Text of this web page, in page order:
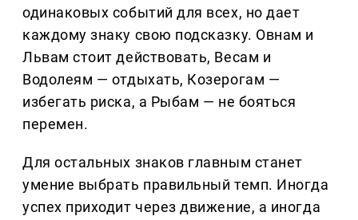
одинаковых событий для всех, но дает
каждому знаку свою подсказку. Овнам и
Львам стоит действовать, Весам и
Водолеям — отдыхать, Козерогам —
избегать риска, а Рыбам — не бояться
перемен.
Для остальных знаков главным станет
умение выбрать правильный темп. Иногда
успех приходит через движение, а иногда